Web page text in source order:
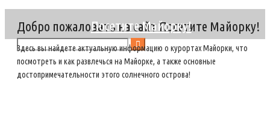
Посетите Майорку!
Добро пожаловать на сайт Посетите Майорку!
Здесь вы найдете актуальную информацию о курортах Майорки, что
посмотреть и как развлечься на Майорке, а также основные
достопримечательности этого солнечного острова!